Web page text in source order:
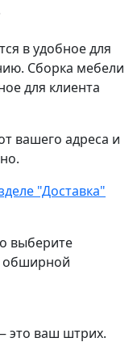
в удобное для
Сборка мебели
для клиента
вашего адреса и
"Доставка"
выберите
обширной
это ваш штрих.